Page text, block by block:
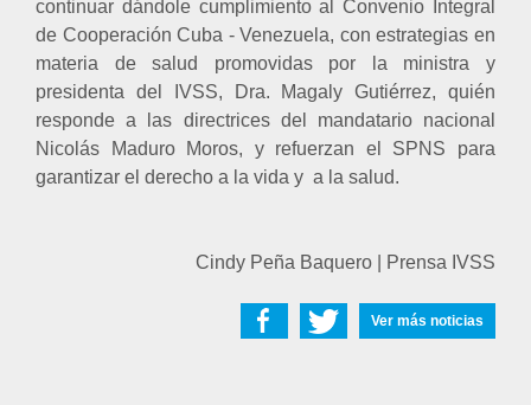
continuar dándole cumplimiento al Convenio Integral
de Cooperación Cuba - Venezuela, con estrategias en
materia de salud promovidas por la ministra y
presidenta del IVSS, Dra. Magaly Gutiérrez, quién
responde a las directrices del mandatario nacional
Nicolás Maduro Moros, y refuerzan el SPNS para
garantizar el derecho a la vida y a la salud.
Cindy Peña Baquero | Prensa IVSS
Ver más noticias